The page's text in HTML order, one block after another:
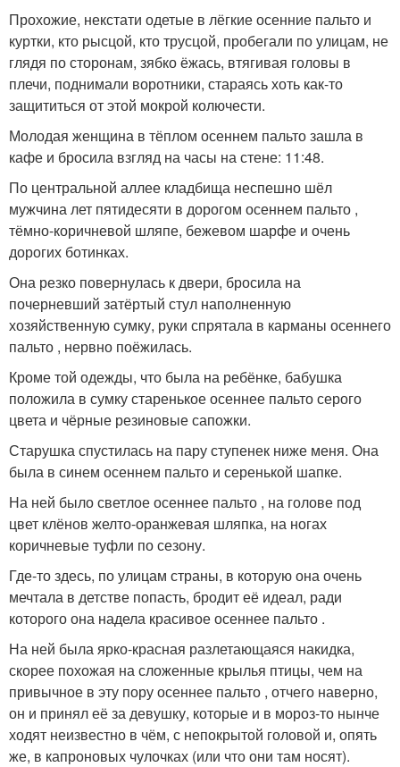
Прохожие, некстати одетые в лёгкие осенние пальто и
куртки, кто рысцой, кто трусцой, пробегали по улицам, не
глядя по сторонам, зябко ёжась, втягивая головы в
плечи, поднимали воротники, стараясь хоть как-то
защититься от этой мокрой колючести.
Молодая женщина в тёплом осеннем пальто зашла в
кафе и бросила взгляд на часы на стене: 11:48.
По центральной аллее кладбища неспешно шёл
мужчина лет пятидесяти в дорогом осеннем пальто ,
тёмно-коричневой шляпе, бежевом шарфе и очень
дорогих ботинках.
Она резко повернулась к двери, бросила на
почерневший затёртый стул наполненную
хозяйственную сумку, руки спрятала в карманы осеннего
пальто , нервно поёжилась.
Кроме той одежды, что была на ребёнке, бабушка
положила в сумку старенькое осеннее пальто серого
цвета и чёрные резиновые сапожки.
Старушка спустилась на пару ступенек ниже меня. Она
была в синем осеннем пальто и серенькой шапке.
На ней было светлое осеннее пальто , на голове под
цвет клёнов желто-оранжевая шляпка, на ногах
коричневые туфли по сезону.
Где-то здесь, по улицам страны, в которую она очень
мечтала в детстве попасть, бродит её идеал, ради
которого она надела красивое осеннее пальто .
На ней была ярко-красная разлетающаяся накидка,
скорее похожая на сложенные крылья птицы, чем на
привычное в эту пору осеннее пальто , отчего наверно,
он и принял её за девушку, которые и в мороз-то нынче
ходят неизвестно в чём, с непокрытой головой и, опять
же, в капроновых чулочках (или что они там носят).